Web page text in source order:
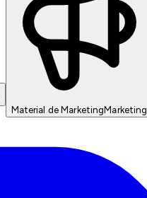
Material de MarketingMarketing